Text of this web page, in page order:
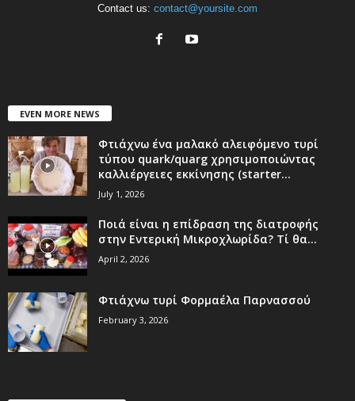
Contact us: contact@yoursite.com
EVEN MORE NEWS
Φτιάχνω ένα μαλακό αλειφόμενο τυρί
τύπου quark/quarg χρησιμοποιώντας
καλλιέργειες εκκίνησης (starter...
July 1, 2026
Ποιά είναι η επίδραση της διατροφής
στην Εντερική Μικροχλωρίδα? Τί θα...
April 2, 2026
Φτιάχνω τυρί Φορμαέλα Παρνασσού
February 3, 2026